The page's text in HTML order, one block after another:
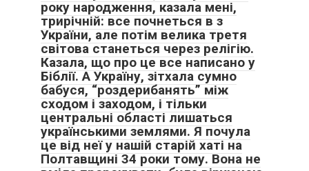
року народження, казала мені,
трирічній: все почнеться в з
України, але потім велика третя
світова станеться через релігію.
Казала, що про це все написано у
Біблії. А Україну, зітхала сумно
бабуся, “роздерибанять” між
сходом і заходом, і тільки
центральні області лишаться
українськими землями. Я почула
це від неї у нашій старій хаті на
Полтавщині 34 роки тому. Вона не